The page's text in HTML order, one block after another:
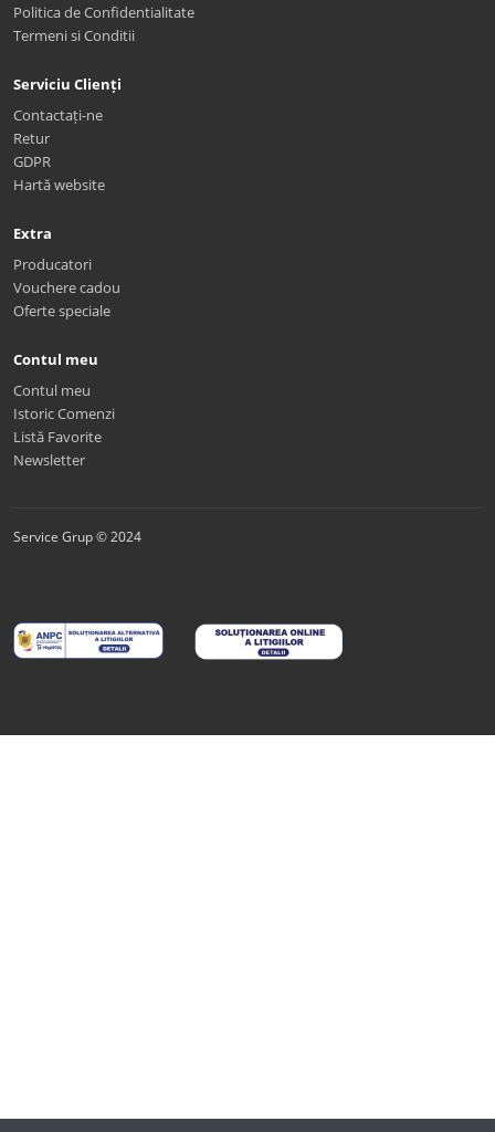
Politica de Confidentialitate
Termeni si Conditii
Serviciu Clienți
Contactați-ne
Retur
GDPR
Hartă website
Extra
Producatori
Vouchere cadou
Oferte speciale
Contul meu
Contul meu
Istoric Comenzi
Listă Favorite
Newsletter
Service Grup © 2024